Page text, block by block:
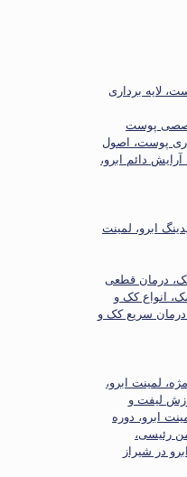
لایه برداری
پوست
پوست، اصول
آرایش دائم ابرو،
ابرو، لمینت
درمان قطعی
انواع کک و
سریع کک و
لمینت ابرو،
لیفت و
ابرو، دوره
رئیسی،
در شیراز